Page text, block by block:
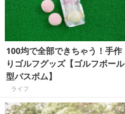
100均で全部できちゃう！手作
りゴルフグッズ【ゴルフボール
型バスボム】
ライフ